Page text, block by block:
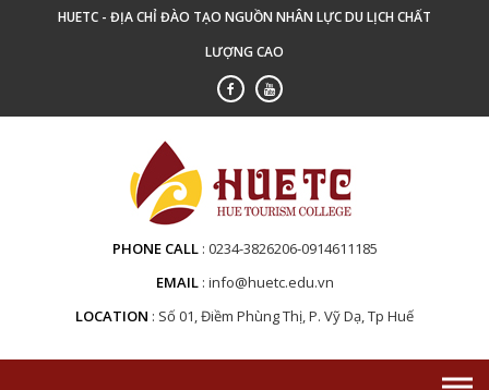
HUETC - ĐỊA CHỈ ĐÀO TẠO NGUỒN NHÂN LỰC DU LỊCH CHẤT
LƯỢNG CAO
PHONE CALL 0234-3826206-0914611185
EMAIL info@huetc.edu.vn
LOCATION
Số 01, Điềm Phùng Thị, P. Vỹ Dạ, Tp Huế